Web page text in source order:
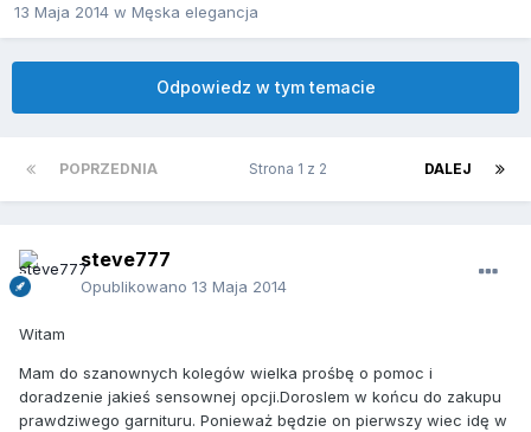
13 Maja 2014 w Męska elegancja
Odpowiedz w tym temacie
POPRZEDNIA DALEJ
Strona 1 z 2
steve777
Opublikowano 13 Maja 2014
Witam
Mam do szanownych kolegów wielka prośbę o pomoc i
doradzenie jakieś sensownej opcji.Doroslem w końcu do zakupu
prawdziwego garnituru. Ponieważ będzie on pierwszy wiec idę w